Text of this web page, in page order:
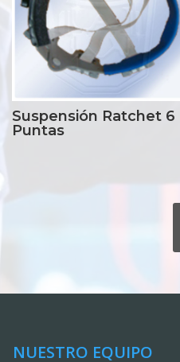
Suspensión Ratchet 6
Puntas
NUESTRO EQUIPO